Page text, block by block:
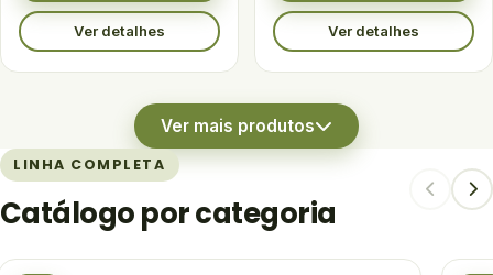
Ver detalhes Ver detalhes
Ver mais produtos
LINHA COMPLETA
Catálogo por categoria